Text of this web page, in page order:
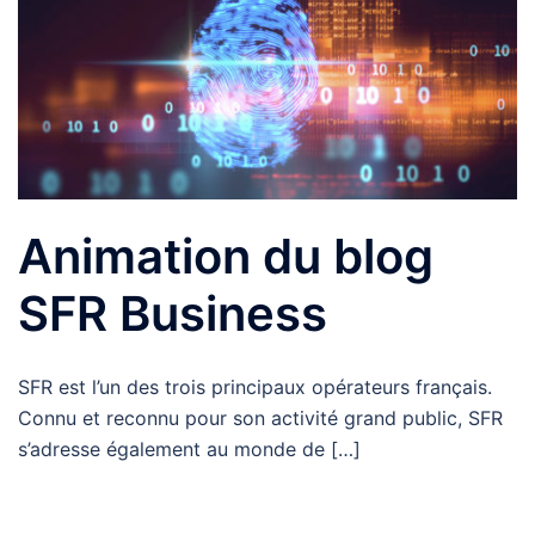
Animation du blog
SFR Business
SFR est l’un des trois principaux opérateurs français.
Connu et reconnu pour son activité grand public, SFR
s’adresse également au monde de […]